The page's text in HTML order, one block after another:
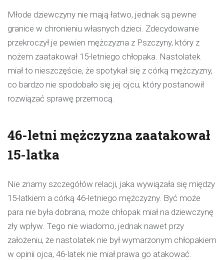
Młode dziewczyny nie mają łatwo, jednak są pewne
granice w chronieniu własnych dzieci. Zdecydowanie
przekroczył je pewien mężczyzna z Pszczyny, który z
nożem zaatakował 15-letniego chłopaka. Nastolatek
miał to nieszczęście, że spotykał się z córką mężczyzny,
co bardzo nie spodobało się jej ojcu, który postanowił
rozwiązać sprawę przemocą.
46-letni mężczyzna zaatakował
15-latka
Nie znamy szczegółów relacji, jaka wywiązała się między
15-latkiem a córką 46-letniego mężczyzny. Być może
para nie była dobrana, może chłopak miał na dziewczynę
zły wpływ. Tego nie wiadomo, jednak nawet przy
założeniu, że nastolatek nie był wymarzonym chłopakiem
w opinii ojca, 46-latek nie miał prawa go atakować.